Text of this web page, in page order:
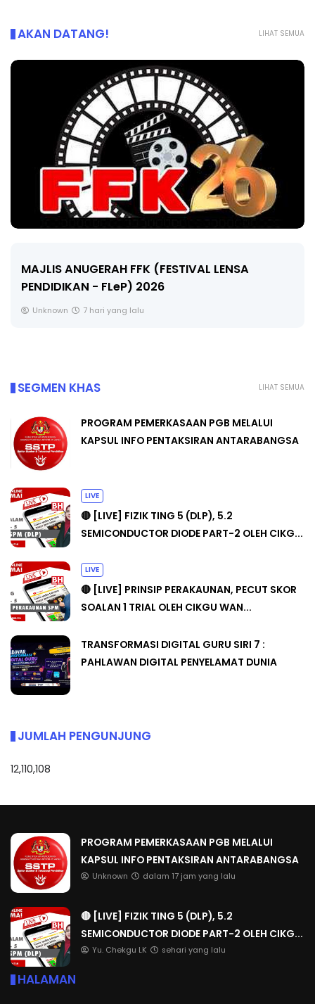
LIHAT SEMUA
AKAN DATANG!
🔴 [LIVE] MATEMATIK SR, WANG TAHUN 6
CIKGU ANITA #ALLINONE #141 #...
LIHAT SEMUA
SEGMEN KHAS
PROGRAM PEMERKASAAN PGB MELALUI
KAPSUL INFO PENTAKSIRAN ANTARABANGSA
LIVE
🔴 [LIVE] FIZIK TING 5 (DLP), 5.2
SEMICONDUCTOR DIODE PART-2 OLEH CIKG...
LIVE
🔴 [LIVE] PRINSIP PERAKAUNAN, PECUT SKOR
SOALAN 1 TRIAL OLEH CIKGU WAN...
TRANSFORMASI DIGITAL GURU SIRI 7 :
PAHLAWAN DIGITAL PENYELAMAT DUNIA
JUMLAH PENGUNJUNG
12,110,108
PROGRAM PEMERKASAAN PGB MELALUI
KAPSUL INFO PENTAKSIRAN ANTARABANGSA
Unknown dalam 17 jam yang lalu
🔴 [LIVE] FIZIK TING 5 (DLP), 5.2
SEMICONDUCTOR DIODE PART-2 OLEH CIKG...
Yu. Chekgu LK sehari yang lalu
HALAMAN